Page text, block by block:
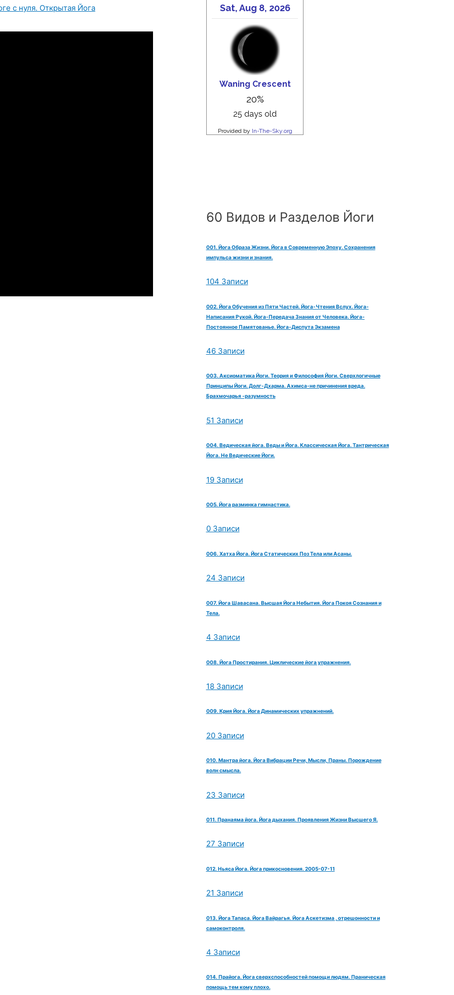
с нуля. Открытая Йога
60 Видов и Разделов Йоги
001. Йога Образа Жизни. Йога в Современную Эпоху. Сохранения
импульса жизни и знания.
104 Записи
002. Йога Обучения из Пяти Частей. Йога-Чтения Вслух. Йога-
Написания Рукой. Йога-Передача Знания от Человека. Йога-
Постоянное Памятованье. Йога-Диспута Экзамена
46 Записи
003. Аксиоматика Йоги. Теория и Философия Йоги. Сверхлогичные
Принципы Йоги. Долг-Дхарма. Ахимса-не причинения вреда.
Брахмочарья -разумность
51 Записи
004. Ведическая йога. Веды и Йога. Классическая Йога. Тантрическая
Йога. Не Ведические Йоги.
19 Записи
005. Йога разминка гимнастика.
0 Записи
006. Хатха Йога. Йога Статических Поз Тела или Асаны.
24 Записи
007. Йога Шавасана. Высшая Йога Небытия. Йога Покоя Сознания и
Тела.
4 Записи
008. Йога Простирания. Циклические йога упражнения.
18 Записи
009. Крия Йога. Йога Динамических упражнений.
20 Записи
010. Мантра йога. Йога Вибрации Речи, Мысли, Праны. Порождение
волн смысла.
23 Записи
011. Пранаяма йога. Йога дыхания. Проявления Жизни Высшего Я.
27 Записи
012. Ньяса Йога. Йога прикосновения. 2005-07-11
21 Записи
013. Йога Тапаса. Йога Вайрагья. Йога Аскетизма , отрешонности и
самоконтроля.
4 Записи
014. Прайога. Йога сверхспособностей помощи людям. Праническая
помощь тем кому плохо.